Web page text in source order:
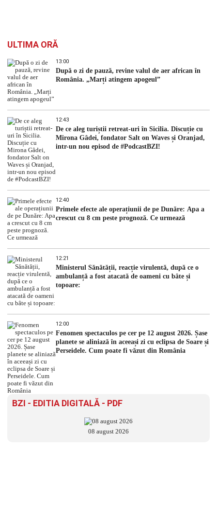
ULTIMA ORĂ
13:00
După o zi de pauză, revine valul de aer african în
România. „Marți atingem apogeul”
12:43
De ce aleg turiștii retreat-uri în Sicilia. Discuție cu
Mirona Gâdei, fondator Salt on Waves și Oranjad,
intr-un nou episod de #PodcastBZI!
12:40
Primele efecte ale operațiunii de pe Dunăre: Apa a
crescut cu 8 cm peste prognoză. Ce urmează
12:21
Ministerul Sănătății, reacție virulentă, după ce o
ambulanță a fost atacată de oameni cu bâte și
topoare:
12:00
Fenomen spectaculos pe cer pe 12 august 2026. Șase
planete se aliniază în aceeași zi cu eclipsa de Soare și
Perseidele. Cum poate fi văzut din România
BZI - EDITIA DIGITALĂ - PDF
08 august 2026